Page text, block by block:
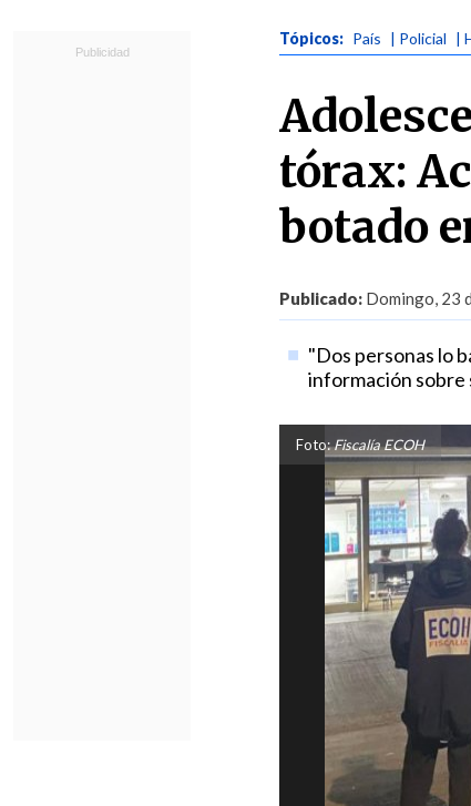
Tópicos: País | Policial |
tórax:
botado
Publicado: Domingo, 23
"Dos personas lo
información sobre
Foto:Fiscalía ECOH